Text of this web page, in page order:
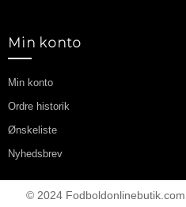
Min konto
Min konto
Ordre historik
Ønskeliste
Nyhedsbrev
© 2024 Fodboldonlinebutik.com.